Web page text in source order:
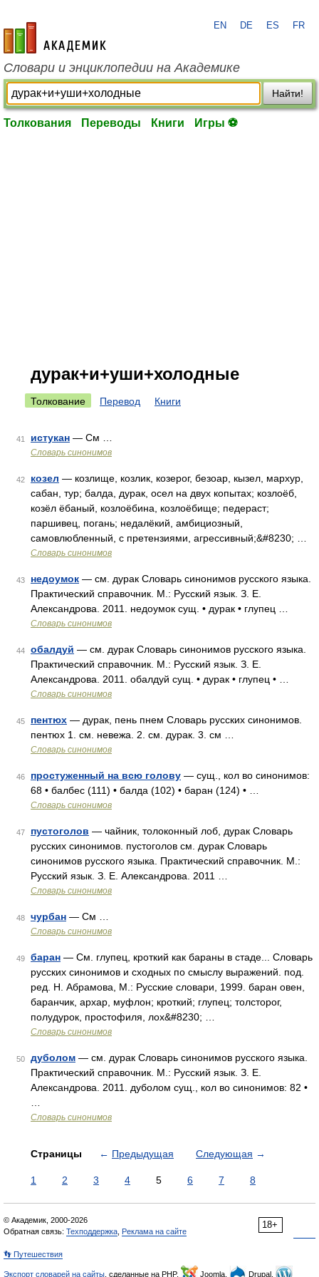
academic.ru
EN DE ES FR
Словари и энциклопедии на Академике
Найти!
Толкования Переводы Книги Игры ⚽
дурак+и+уши+холодные
Толкование Перевод Книги
41 истукан — См …
Словарь синонимов
42 козел — козлище, козлик, козерог, безоар, кызел, мархур,
сабан, тур; балда, дурак, осел на двух копытах; козлоёб,
козёл ёбаный, козлоёбина, козлоёбище; педераст;
паршивец, погань; недалёкий, амбициозный,
самовлюбленный, с претензиями, агрессивный;&#8230; …
Словарь синонимов
43 недоумок — см. дурак Словарь синонимов русского языка.
Практический справочник. М.: Русский язык. З. Е.
Александрова. 2011. недоумок сущ. • дурак • глупец …
Словарь синонимов
44 обалдуй — см. дурак Словарь синонимов русского языка.
Практический справочник. М.: Русский язык. З. Е.
Александрова. 2011. обалдуй сущ. • дурак • глупец • …
Словарь синонимов
45 пентюх — дурак, пень пнем Словарь русских синонимов.
пентюх 1. см. невежа. 2. см. дурак. 3. см …
Словарь синонимов
46 простуженный на всю голову — сущ., кол во синонимов:
68 • балбес (111) • балда (102) • баран (124) • …
Словарь синонимов
47 пустоголов — чайник, толоконный лоб, дурак Словарь
русских синонимов. пустоголов см. дурак Словарь
синонимов русского языка. Практический справочник. М.:
Русский язык. З. Е. Александрова. 2011 …
Словарь синонимов
48 чурбан — См …
Словарь синонимов
49 баран — См. глупец, кроткий как бараны в стаде... Словарь
русских синонимов и сходных по смыслу выражений. под.
ред. Н. Абрамова, М.: Русские словари, 1999. баран овен,
баранчик, архар, муфлон; кроткий; глупец; толсторог,
полудурок, простофиля, лох&#8230; …
Словарь синонимов
50 дуболом — см. дурак Словарь синонимов русского языка.
Практический справочник. М.: Русский язык. З. Е.
Александрова. 2011. дуболом сущ., кол во синонимов: 82 •
Словарь синонимов
Страницы ← Предыдущая Следующая →
1 2 3 4 5 6 7 8
18+
© Академик, 2000-2026
Обратная связь: Техподдержка Реклама на сайте
👣 Путешествия
Экспорт словарей на сайты , сделанные на PHP, Joomla, Drupal,